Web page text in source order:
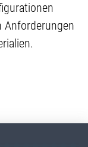
Anforderungen